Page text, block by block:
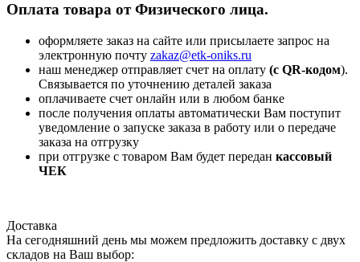
Оплата товара от Физического лица.
оформляете заказ на сайте или присылаете запрос на
электронную почту zakaz@etk-oniks.ru
наш менеджер отправляет счет на оплату (с QR-кодом).
Связывается по уточнению деталей заказа
оплачиваете счет онлайн или в любом банке
после получения оплаты автоматически Вам поступит
уведомление о запуске заказа в работу или о передаче
заказа на отгрузку
при отгрузке с товаром Вам будет передан кассовый
ЧЕК
Доставка
На сегодняшний день мы можем предложить доставку с двух
складов на Ваш выбор: